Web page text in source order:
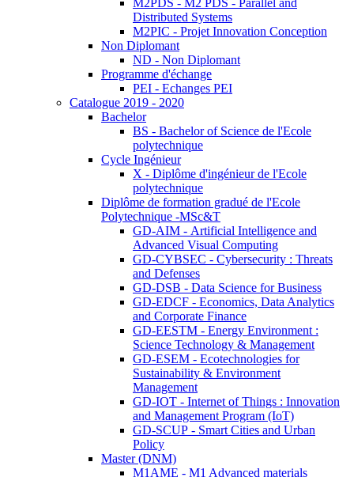
M2PDS - M2 PDS - Parallel and
Distributed Systems
M2PIC - Projet Innovation Conception
Non Diplomant
ND - Non Diplomant
Programme d'échange
PEI - Echanges PEI
Catalogue 2019 - 2020
Bachelor
BS - Bachelor of Science de l'Ecole
polytechnique
Cycle Ingénieur
X - Diplôme d'ingénieur de l'Ecole
polytechnique
Diplôme de formation gradué de l'Ecole
Polytechnique -MSc&T
GD-AIM - Artificial Intelligence and
Advanced Visual Computing
GD-CYBSEC - Cybersecurity : Threats
and Defenses
GD-DSB - Data Science for Business
GD-EDCF - Economics, Data Analytics
and Corporate Finance
GD-EESTM - Energy Environment :
Science Technology & Management
GD-ESEM - Ecotechnologies for
Sustainability & Environment
Management
GD-IOT - Internet of Things : Innovation
and Management Program (IoT)
GD-SCUP - Smart Cities and Urban
Policy
Master (DNM)
M1AME - M1 Advanced materials